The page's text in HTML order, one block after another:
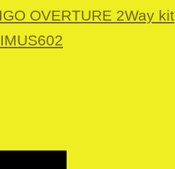
OVERTURE 2Way kit